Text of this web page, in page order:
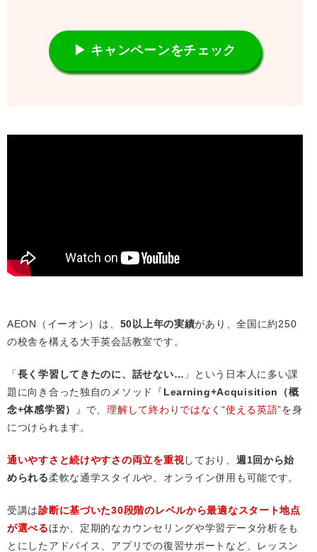
▶ キャンペーンをチェック
AEON（イーオン）は、 50以上年の実績があり、全国に約250
の校舎を構える大手英会話教室です。
「長く学習してきたのに、話せない… 」という日本人に多い課
題に向き合った独自のメソッド『Learning+Acquisition（概
念+体感学習）
』で、理解して終わりではなく“使える英語”を身
につけられます。
通いやすさと続けやすさの両立を重視しており、 週1回から始
められる柔軟な通学スタイルや、オンライン併用も可能です。
受講は診断に基づいた30段階のレベルから最適なスタート地点
が選べるほか、定期的なカウンセリングや学習データ分析をも
とにしたアドバイス、アプリでの復習サポートなど、レッスン